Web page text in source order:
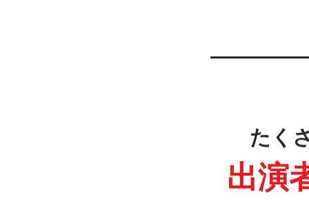
たく
出演